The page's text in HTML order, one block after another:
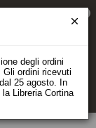
degli ordini
ordini ricevuti
25 agosto. In
Libreria Cortina